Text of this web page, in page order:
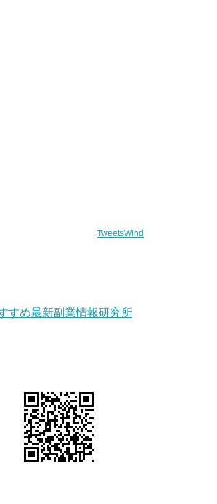
TweetsWind
すめ最新副業情報研究所